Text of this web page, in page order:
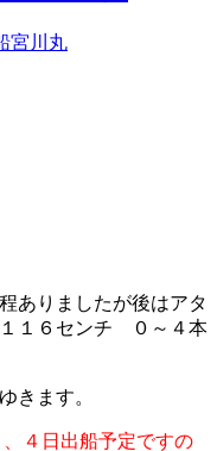
宮川丸
ありましたが後はアタ
１１６センチ ０～４本
きます。
４日出船予定ですの